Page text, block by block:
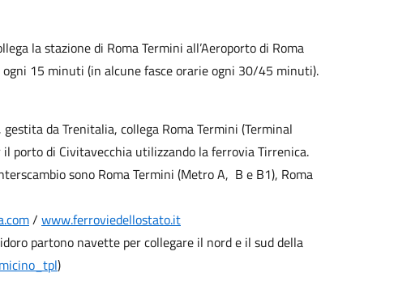
la stazione di Roma Termini all’Aeroporto di Roma
15 minuti (in alcune fasce orarie ogni 30/45 minuti).
da Trenitalia, collega Roma Termini (Terminal
porto di Civitavecchia utilizzando la ferrovia Tirrenica.
sono Roma Termini (Metro A, B e B1), Roma
/ www.ferroviedellostato.it
partono navette per collegare il nord e il sud della
)